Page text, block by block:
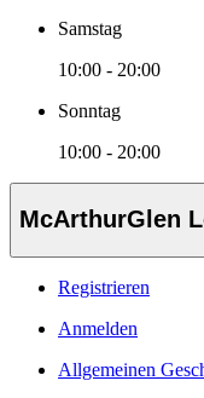
Samstag
10:00 - 20:00
Sonntag
10:00 - 20:00
McArthurGlen
Registrieren
Anmelden
Allgemeinen